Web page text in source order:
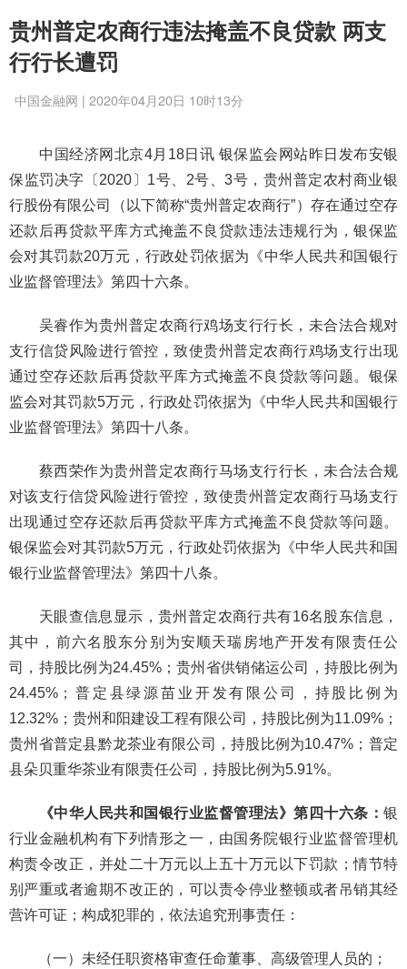
贵州普定农商行违法掩盖不良贷款 两支
行行长遭罚
中国金融网 | 2020年04月20日 10时13分
中国经济网北京4月18日讯 银保监会网站昨日发布安银
保监罚决字〔2020〕1号、2号、3号，贵州普定农村商业银
行股份有限公司（以下简称“贵州普定农商行”）存在通过空存
还款后再贷款平库方式掩盖不良贷款违法违规行为，银保监
会对其罚款20万元，行政处罚依据为《中华人民共和国银行
业监督管理法》第四十六条。
吴睿作为贵州普定农商行鸡场支行行长，未合法合规对
支行信贷风险进行管控，致使贵州普定农商行鸡场支行出现
通过空存还款后再贷款平库方式掩盖不良贷款等问题。银保
监会对其罚款5万元，行政处罚依据为《中华人民共和国银行
业监督管理法》第四十八条。
蔡西荣作为贵州普定农商行马场支行行长，未合法合规
对该支行信贷风险进行管控，致使贵州普定农商行马场支行
出现通过空存还款后再贷款平库方式掩盖不良贷款等问题。
银保监会对其罚款5万元，行政处罚依据为《中华人民共和国
银行业监督管理法》第四十八条。
天眼查信息显示，贵州普定农商行共有16名股东信息，
其中，前六名股东分别为安顺天瑞房地产开发有限责任公
司，持股比例为24.45%；贵州省供销储运公司，持股比例为
24.45%；普定县绿源苗业开发有限公司，持股比例为
12.32%；贵州和阳建设工程有限公司，持股比例为11.09%；
贵州省普定县黔龙茶业有限公司，持股比例为10.47%；普定
县朵贝重华茶业有限责任公司，持股比例为5.91%。
《中华人民共和国银行业监督管理法》第四十六条：银
行业金融机构有下列情形之一，由国务院银行业监督管理机
构责令改正，并处二十万元以上五十万元以下罚款；情节特
别严重或者逾期不改正的，可以责令停业整顿或者吊销其经
营许可证；构成犯罪的，依法追究刑事责任：
（一）未经任职资格审查任命董事、高级管理人员的；